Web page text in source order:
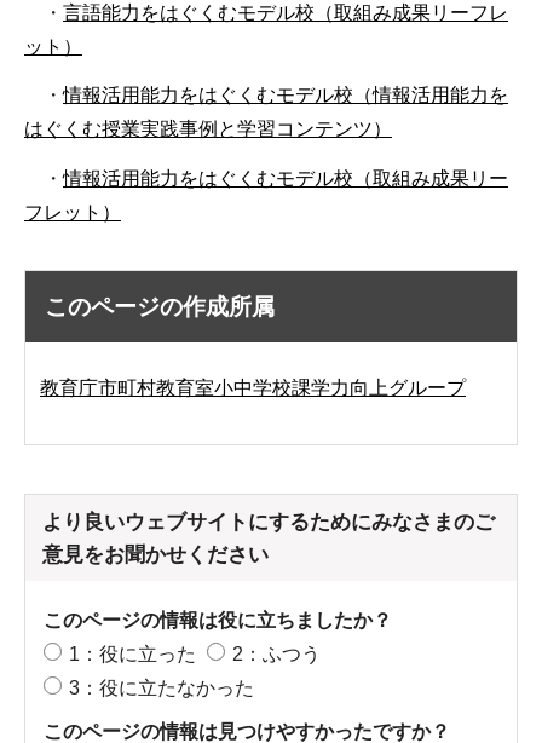
・ 言語能力をはぐくむモデル校（取組み成果リーフレ
ット）
・情報活用能力をはぐくむモデル校（情報活用能力を
はぐくむ授業実践事例と学習コンテンツ）
・情報活用能力をはぐくむモデル校（取組み成果リー
フレット）
このページの作成所属
教育庁市町村教育室小中学校課学力向上グループ
より良いウェブサイトにするためにみなさまのご
意見をお聞かせください
このページの情報は役に立ちましたか？
1：役に立った
2：ふつう
3：役に立たなかった
このページの情報は見つけやすかったですか？